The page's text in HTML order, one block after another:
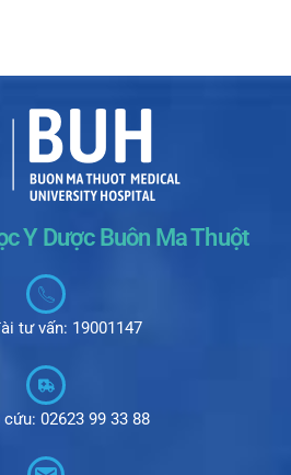
Y Dược Buôn Ma Thuột
tư vấn: 19001147
cứu: 02623 99 33 88